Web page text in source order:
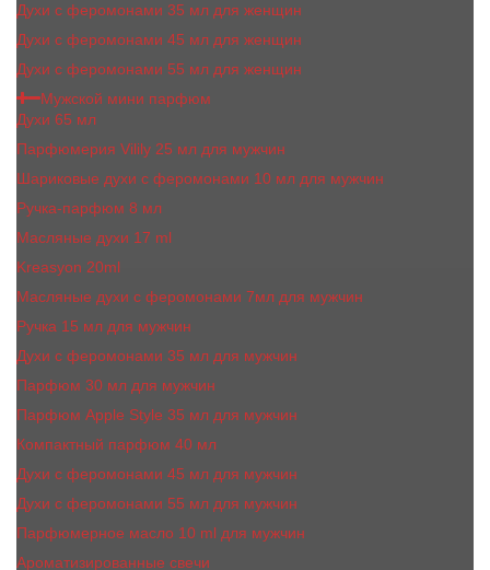
Духи с феромонами 35 мл для женщин
Духи с феромонами 45 мл для женщин
Духи с феромонами 55 мл для женщин
Мужской мини парфюм
Духи 65 мл
Парфюмерия Vilily 25 мл для мужчин
Шариковые духи с феромонами 10 мл для мужчин
Ручка-парфюм 8 мл
Масляные духи 17 ml
Kreasyon 20ml
Масляные духи c феромонами 7мл для мужчин
Ручка 15 мл для мужчин
Духи с феромонами 35 мл для мужчин
Парфюм 30 мл для мужчин
Парфюм Apple Style 35 мл для мужчин
Компактный парфюм 40 мл
Духи с феромонами 45 мл для мужчин
Духи с феромонами 55 мл для мужчин
Парфюмерное масло 10 ml для мужчин
Ароматизированные свечи